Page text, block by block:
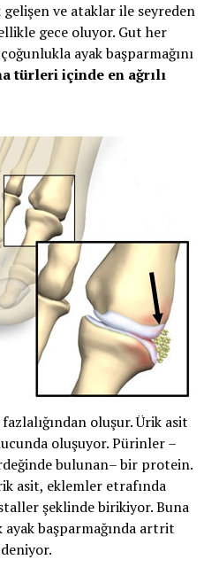
gelişen ve ataklar ile seyreden
gece oluyor. Gut her
ayak başparmağını
türleri içinde en ağrılı
oluşur. Ürik asit
oluşuyor. Pürinler –
bulunan– bir protein.
asit, eklemler etrafında
şeklinde birikiyor. Buna
başparmağında artrit
deniyor.